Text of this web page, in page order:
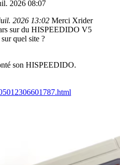
2026 08:07
2026 13:02 Merci Xrider
sur du HISPEEDIDO V5
quel site ?
son HISPEEDIDO.